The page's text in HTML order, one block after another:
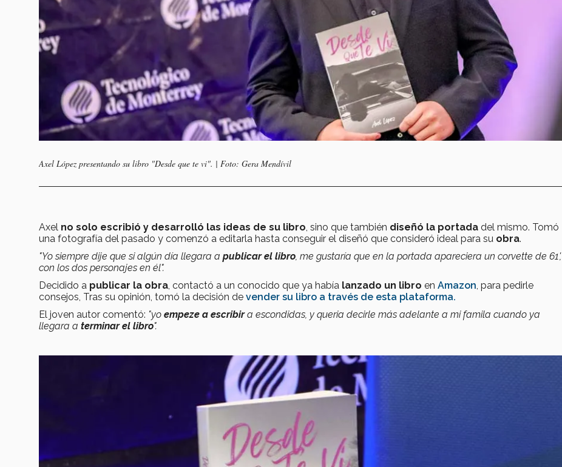
Axel López presentando su libro "Desde que te vi". | Foto: Gera Mendívil
Axel no solo escribió y desarrolló las ideas de su libro, sino que también diseñó la portada del mismo. Tomó
una fotografía del pasado y comenzó a editarla hasta conseguir el diseñó que consideró ideal para su obra.
"Yo siempre dije que si algún día llegara a publicar el libro, me gustaría que en la portada apareciera un corvette de 61',
con los dos personajes en él".
Decidido a publicar la obra, contactó a un conocido que ya había lanzado un libro en Amazon, para pedirle
consejos, Tras su opinión, tomó la decisión de vender su libro a través de esta plataforma.
El joven autor comentó: "yo empeze a escribira escondidas, y queria decirle más adelante a mi famila cuando ya
llegara a terminar el libro".